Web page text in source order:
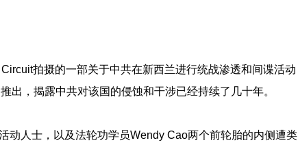
拍摄的一部关于中共在新西兰进行统战渗透和间谍活动
出，揭露中共对该国的侵蚀和干涉已经持续了几十年。
动人士，以及法轮功学员Wendy Cao两个前轮胎的内侧遭类